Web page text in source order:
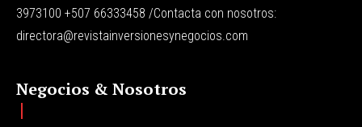
3973100 +507 66333458 /Contacta con nosotros:
directora@revistainversionesynegocios.com
Negocios & Nosotros